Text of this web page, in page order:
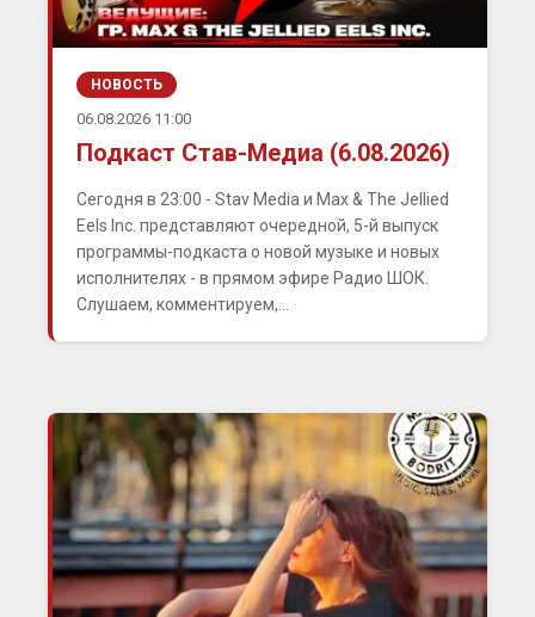
НОВОСТЬ
06.08.2026 11:00
Подкаст Став-Медиа (6.08.2026)
Сегодня в 23:00 - Stav Media и Max & The Jellied
Eels Inc. представляют очередной, 5-й выпуск
программы-подкаста о новой музыке и новых
исполнителях - в прямом эфире Радио ШОК.
Слушаем, комментируем,...